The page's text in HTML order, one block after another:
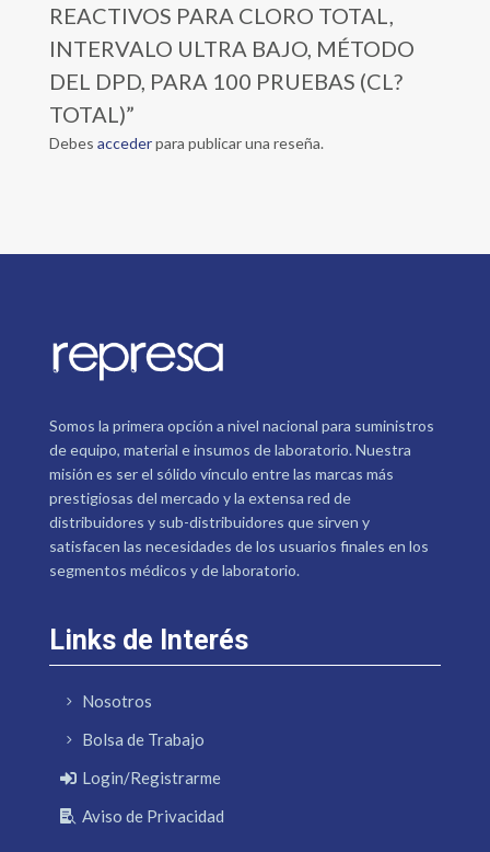
REACTIVOS PARA CLORO TOTAL,
INTERVALO ULTRA BAJO, MÉTODO
DEL DPD, PARA 100 PRUEBAS (CL?
TOTAL)”
Debes accederpara publicar una reseña.
Somos la primera opción a nivel nacional para suministros
de equipo, material e insumos de laboratorio. Nuestra
misión es ser el sólido vínculo entre las marcas más
prestigiosas del mercado y la extensa red de
distribuidores y sub-distribuidores que sirven y
satisfacen las necesidades de los usuarios finales en los
segmentos médicos y de laboratorio.
Links de Interés
Nosotros
Bolsa de Trabajo
Login/Registrarme
Aviso de Privacidad